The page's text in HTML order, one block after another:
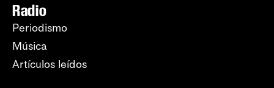
Radio
Periodismo
Música
Artículos leídos